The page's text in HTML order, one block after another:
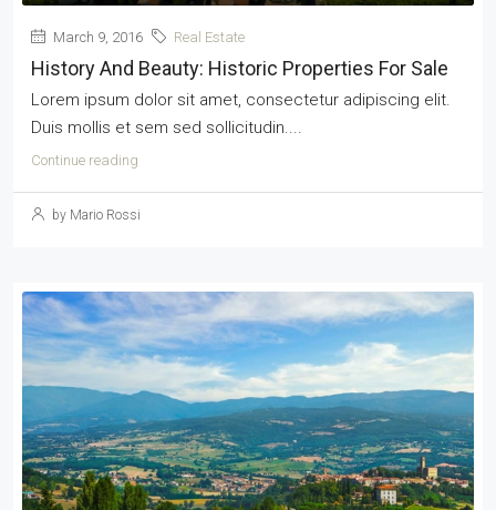
March 9, 2016 Real Estate
History And Beauty: Historic Properties For Sale
Lorem ipsum dolor sit amet, consectetur adipiscing elit.
Duis mollis et sem sed sollicitudin....
Continue reading
by Mario Rossi